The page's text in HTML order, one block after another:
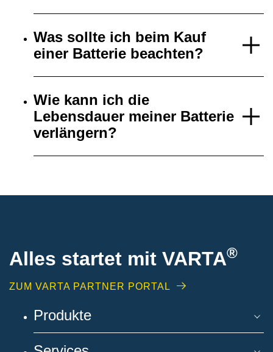
Was sollte ich beim Kauf
einer Batterie beachten?
Wie kann ich die
Lebensdauer meiner Batterie
verlängern?
Alles startet mit VARTA®
ZUM VARTA PARTNER PORTAL
Produkte